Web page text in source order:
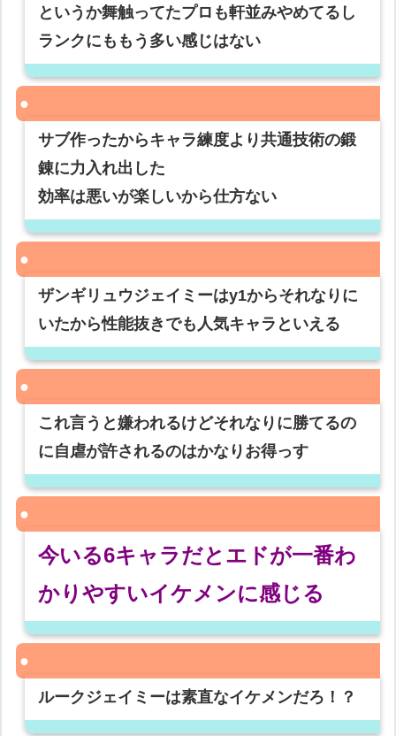
というか舞触ってたプロも軒並みやめてるし
ランクにももう多い感じはない
サブ作ったからキャラ練度より共通技術の鍛
錬に力入れ出した
効率は悪いが楽しいから仕方ない
ザンギリュウジェイミーはy1からそれなりに
いたから性能抜きでも人気キャラといえる
これ言うと嫌われるけどそれなりに勝てるの
に自虐が許されるのはかなりお得っす
今いる6キャラだとエドが一番わ
かりやすいイケメンに感じる
ルークジェイミーは素直なイケメンだろ！？